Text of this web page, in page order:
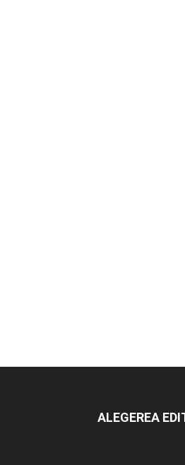
ALEGEREA